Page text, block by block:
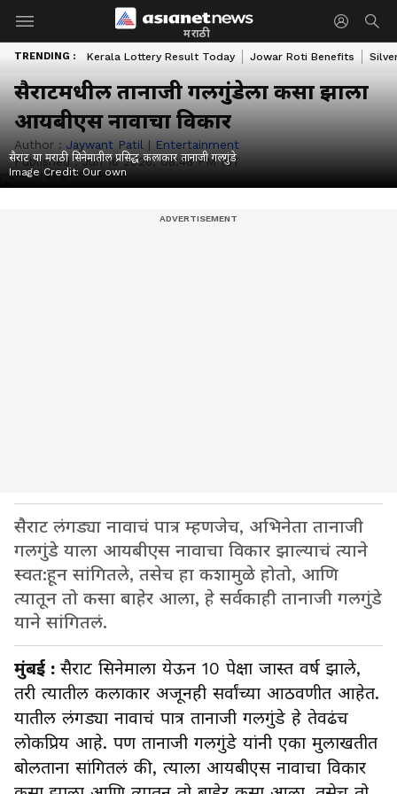
मराठी
TRENDING : Kerala Lottery Result Today Jowar Roti Benefits
सैराटमधील तानाजी गलगुंडेला कसा झाला
आयबीएस नावाचा विकार
Author : Jaywant Patil | Entertainment
Published :Jun 16 2026, 08:48 PM IST
सैराट या मराठी सिनेमातील प्रसिद्ध कलाकार तानाजी गलगुंडे
Image Credit:Our own
सैराट लंगड्या नावाचं पात्र म्हणजेच, अभिनेता तानाजी
गलगुंडे याला आयबीएस नावाचा विकार झाल्याचं त्याने
स्वत:हून सांगितले, तसेच हा कशामुळे होतो, आणि
त्यातून तो कसा बाहेर आला, हे सर्वकाही तानाजी गलगुंडे
याने सांगितलं.
मुंबई : सैराट सिनेमाला येऊन 10 पेक्षा जास्त वर्ष झाले,
तरी त्यातील कलाकार अजूनही सर्वांच्या आठवणीत आहेत.
यातील लंगड्या नावाचं पात्र तानाजी गलगुंडे हे तेवढंच
लोकप्रिय आहे. पण तानाजी गलगुंडे यांनी एका मुलाखतीत
बोलताना सांगितलं की, त्याला आयबीएस नावाचा विकार